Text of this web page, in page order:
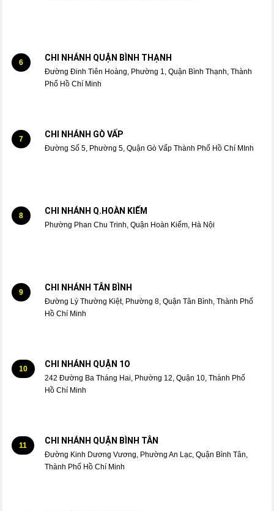
6 CHI NHÁNH QUẬN BÌNH THẠNH
Đường Đinh Tiên Hoàng, Phường 1, Quận Bình Thạnh, Thành
Phố Hồ Chí Minh
7 CHI NHÁNH GÒ VẤP
Đường Số 5, Phường 5, Quận Gò Vấp Thành Phố Hồ Chí MInh
8 CHI NHÁNH Q.HOÀN KIẾM
Phường Phan Chu Trinh, Quận Hoàn Kiếm, Hà Nội
9 CHI NHÁNH TÂN BÌNH
Đường Lý Thường Kiệt, Phường 8, Quận Tân Bình, Thành Phố
Hồ Chí Minh
10 CHI NHÁNH QUẬN 1O
242 Đường Ba Tháng Hai, Phường 12, Quận 10, Thành Phố
Hồ Chí Minh
11 CHI NHÁNH QUẬN BÌNH TÂN
Đường Kinh Dương Vương, Phường An Lạc, Quận Bình Tân,
Thành Phố Hồ Chí Minh